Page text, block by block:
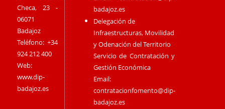
Checa, 23 -
06071
Badajoz
Teléfono: +34
924 212 400
Web:
www.dip-
badajoz.es
badajoz.es
Delegación de
Infraestructuras, Movilidad
y Odenación del Territorio
Servicio de Contratación y
Gestión Económica
Email:
contratacionfomento@dip-
badajoz.es